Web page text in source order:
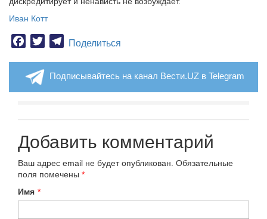
Иван Котт
Facebook
TwitterTelegram
Поделиться
Подписывайтесь на канал Вести.UZ в Telegram
Добавить комментарий
Ваш адрес email не будет опубликован. Обязательные
поля помечены *
Имя *